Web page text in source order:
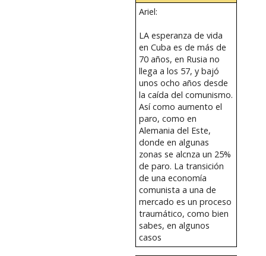
Ariel:
LA esperanza de vida
en Cuba es de más de
70 años, en Rusia no
llega a los 57, y bajó
unos ocho años desde
la caída del comunismo.
Así como aumento el
paro, como en
Alemania del Este,
donde en algunas
zonas se alcnza un 25%
de paro. La transición
de una economía
comunista a una de
mercado es un proceso
traumático, como bien
sabes, en algunos
casos